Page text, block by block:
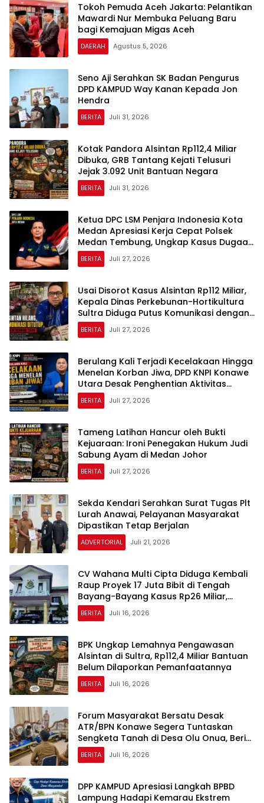
Tokoh Pemuda Aceh Jakarta: Pelantikan
Mawardi Nur Membuka Peluang Baru
bagi Kemajuan Migas Aceh
DAERAH Agustus 5, 2026
Seno Aji Serahkan SK Badan Pengurus
DPD KAMPUD Way Kanan Kepada Jon
Hendra
BERITA Juli 31, 2026
Kotak Pandora Alsintan Rp112,4 Miliar
Dibuka, GRB Tantang Kejati Telusuri
Jejak 3.092 Unit Bantuan Negara
BERITA Juli 31, 2026
Ketua DPC LSM Penjara Indonesia Kota
Medan Apresiasi Kerja Cepat Polsek
Medan Tembung, Ungkap Kasus Dugaan
Pemerasan
BERITA Juli 27, 2026
Usai Disorot Kasus Alsintan Rp112 Miliar,
Kepala Dinas Perkebunan-Hortikultura
Sultra Diduga Putus Komunikasi dengan
Media
BERITA Juli 27, 2026
Berulang Kali Terjadi Kecelakaan Hingga
Menelan Korban Jiwa, DPD KNPI Konawe
Utara Desak Penghentian Aktivitas
Hauling dan Evaluasi Total Perizinan PT
Sultra Prima Lestari
BERITA Juli 27, 2026
Tameng Latihan Hancur oleh Bukti
Kejuaraan: Ironi Penegakan Hukum Judi
Sabung Ayam di Medan Johor
BERITA Juli 27, 2026
Sekda Kendari Serahkan Surat Tugas Plt
Lurah Anawai, Pelayanan Masyarakat
Dipastikan Tetap Berjalan
ADVERTORIAL Juli 21, 2026
CV Wahana Multi Cipta Diduga Kembali
Raup Proyek 17 Juta Bibit di Tengah
Bayang-Bayang Kasus Rp26 Miliar,
Kasipenkum: Kami Menunggu P21 dari
Polda Sultra
BERITA Juli 16, 2026
BPK Ungkap Lemahnya Pengawasan
Alsintan di Sultra, Rp112,4 Miliar Bantuan
Belum Dilaporkan Pemanfaatannya
BERITA Juli 16, 2026
Forum Masyarakat Bersatu Desak
ATR/BPN Konawe Segera Tuntaskan
Sengketa Tanah di Desa Olu Onua, Beri
Tenggat Waktu 2×24 Jam
BERITA Juli 16, 2026
DPP KAMPUD Apresiasi Langkah BPBD
Lampung Hadapi Kemarau Ekstrem